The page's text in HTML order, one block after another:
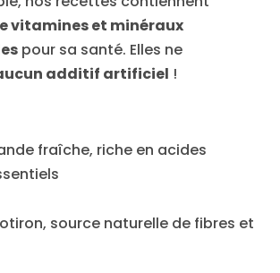
vitamines et minéraux
pour sa santé. Elles ne
additif artificiel !
fraîche, riche en acides
source naturelle de fibres et